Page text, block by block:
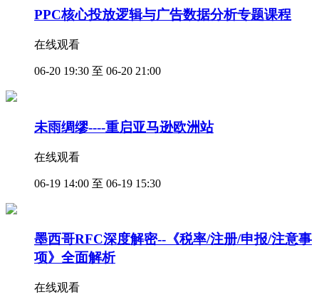
PPC核心投放逻辑与广告数据分析专题课程
在线观看
06-20 19:30 至 06-20 21:00
未雨绸缪----重启亚马逊欧洲站
在线观看
06-19 14:00 至 06-19 15:30
墨西哥RFC深度解密--《税率/注册/申报/注意事
项》全面解析
在线观看